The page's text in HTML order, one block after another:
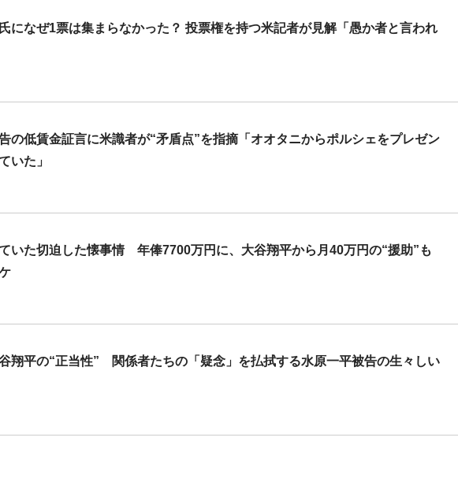
になぜ1票は集まらなかった？ 投票権を持つ米記者が見解「愚か者と言われ
の低賃金証言に米識者が“矛盾点”を指摘「オオタニからポルシェをプレゼン
いた」
いた切迫した懐事情 年俸7700万円に、大谷翔平から月40万円の“援助”も
翔平の“正当性” 関係者たちの「疑念」を払拭する水原一平被告の生々しい